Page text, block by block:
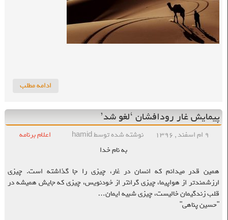
ادامه مطلب
پیمایش غار رودافشان ‘لغو شد’
۹ ام اسفند , ۱۳۹۶ نوشته شده توسط hamid
اعلام برنامه
به نام خدا
همین قدر میدانم که انسان در غار، چیزی را جا گذاشته است. چیزی
ارزشمندتر از هواپیما، چیزی گرانتر از خودنویس، چیزی که جایش همیشه در
قلب زندگیمان خالیست، چیزی شبیه ایمان…
"حسین پناهی"